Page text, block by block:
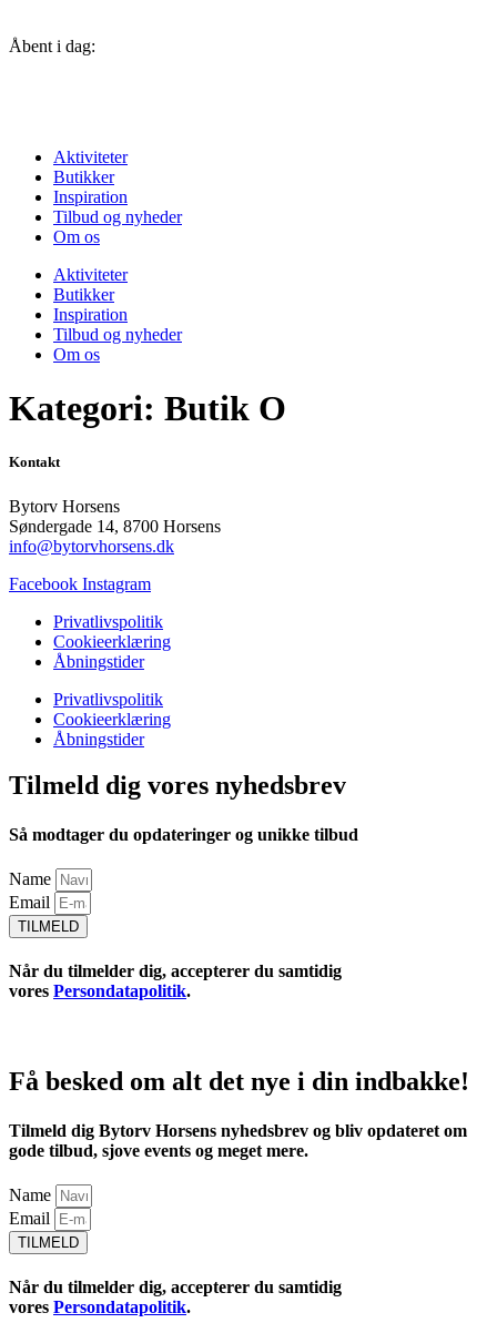
Åbent i dag:
Aktiviteter
Butikker
Inspiration
Tilbud og nyheder
Om os
Aktiviteter
Butikker
Inspiration
Tilbud og nyheder
Om os
Kategori: Butik O
Kontakt
Bytorv Horsens
Søndergade 14, 8700 Horsens
info@bytorvhorsens.dk
Facebook Instagram
Privatlivspolitik
Cookieerklæring
Åbningstider
Privatlivspolitik
Cookieerklæring
Åbningstider
Tilmeld dig vores nyhedsbrev
Så modtager du opdateringer og unikke tilbud
Name
Email
TILMELD
Når du tilmelder dig, accepterer du samtidig
vores Persondatapolitik.
Få besked om alt det nye i din indbakke!
Tilmeld dig Bytorv Horsens nyhedsbrev og bliv opdateret om
gode tilbud, sjove events og meget mere.
Name
Email
TILMELD
Når du tilmelder dig, accepterer du samtidig
vores Persondatapolitik.